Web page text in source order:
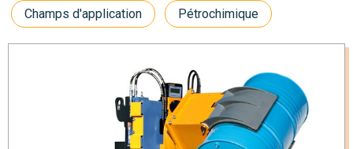
Champs d'application Pétrochimique